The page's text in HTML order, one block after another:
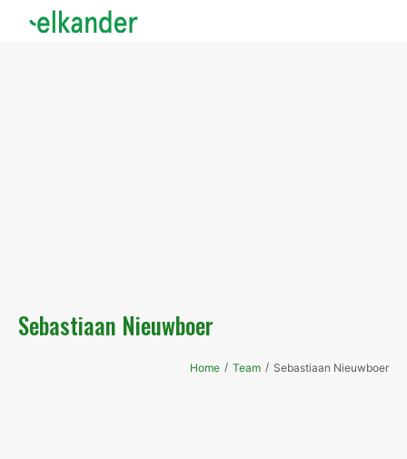
Sebastiaan Nieuwboer
Home / Team / Sebastiaan Nieuwboer